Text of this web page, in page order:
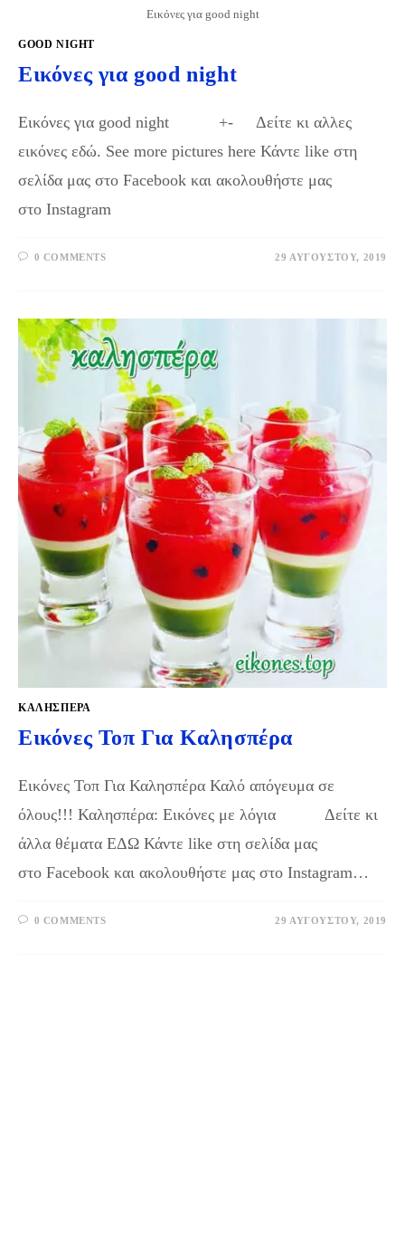
Εικόνες για good night
GOOD NIGHT
Εικόνες για good night
Εικόνες για good night +- Δείτε κι αλλες
εικόνες εδώ. See more pictures here Κάντε like στη
σελίδα μας στο Facebook και ακολουθήστε μας
στο Instagram
0 COMMENTS 29 ΑΥΓΟΎΣΤΟΥ, 2019
ΚΑΛΗΣΠΕΡΑ
Εικόνες Τοπ Για Καλησπέρα
Εικόνες Τοπ Για Καλησπέρα Καλό απόγευμα σε
όλους!!! Καλησπέρα: Εικόνες με λόγια Δείτε κι
άλλα θέματα ΕΔΩ Κάντε like στη σελίδα μας
στο Facebook και ακολουθήστε μας στο Instagram…
0 COMMENTS 29 ΑΥΓΟΎΣΤΟΥ, 2019